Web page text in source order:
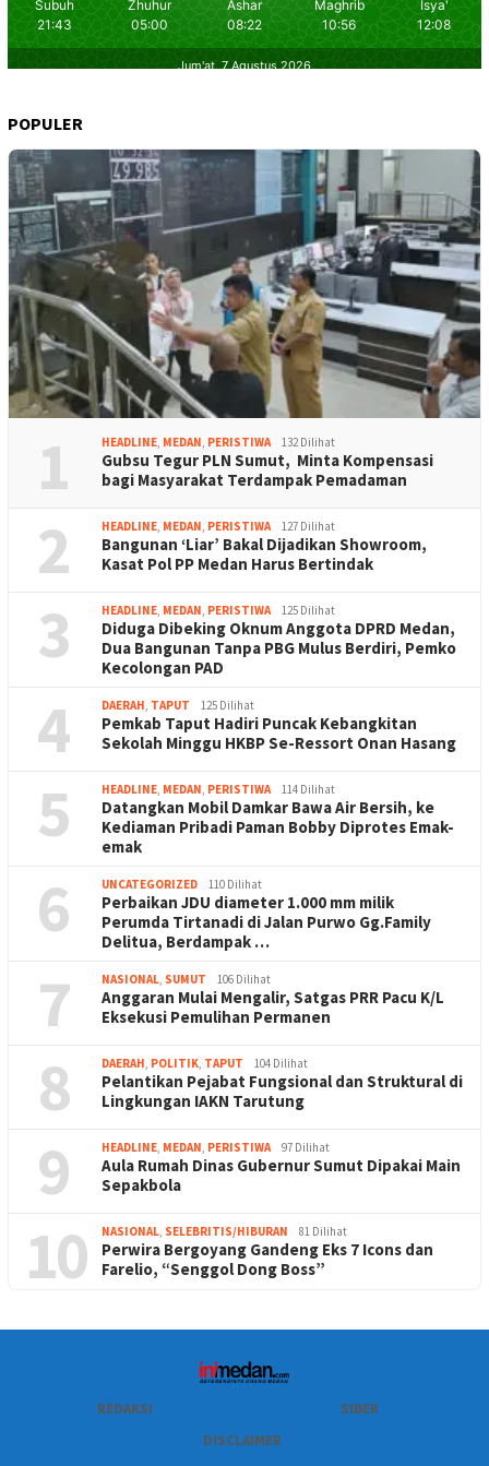
POPULER
1 HEADLINE, MEDAN, PERISTIWA 132 Dilihat
Gubsu Tegur PLN Sumut, Minta Kompensasi
bagi Masyarakat Terdampak Pemadaman
2 HEADLINE, MEDAN, PERISTIWA 127 Dilihat
Bangunan ‘Liar’ Bakal Dijadikan Showroom,
Kasat Pol PP Medan Harus Bertindak
3 HEADLINE, MEDAN, PERISTIWA 125 Dilihat
Diduga Dibeking Oknum Anggota DPRD Medan,
Dua Bangunan Tanpa PBG Mulus Berdiri, Pemko
Kecolongan PAD
4 DAERAH, TAPUT 125 Dilihat
Pemkab Taput Hadiri Puncak Kebangkitan
Sekolah Minggu HKBP Se-Ressort Onan Hasang
5 HEADLINE, MEDAN, PERISTIWA 114 Dilihat
Datangkan Mobil Damkar Bawa Air Bersih, ke
Kediaman Pribadi Paman Bobby Diprotes Emak-
emak
6 UNCATEGORIZED 110 Dilihat
Perbaikan JDU diameter 1.000 mm milik
Perumda Tirtanadi di Jalan Purwo Gg.Family
Delitua, Berdampak …
7 NASIONAL, SUMUT 106 Dilihat
Anggaran Mulai Mengalir, Satgas PRR Pacu K/L
Eksekusi Pemulihan Permanen
8 DAERAH, POLITIK, TAPUT 104 Dilihat
Pelantikan Pejabat Fungsional dan Struktural di
Lingkungan IAKN Tarutung
9 HEADLINE, MEDAN, PERISTIWA 97 Dilihat
Aula Rumah Dinas Gubernur Sumut Dipakai Main
Sepakbola
10 NASIONAL, SELEBRITIS/HIBURAN 81 Dilihat
Perwira Bergoyang Gandeng Eks 7 Icons dan
Farelio, “Senggol Dong Boss”
REDAKSI
SIBER
DISCLAIMER